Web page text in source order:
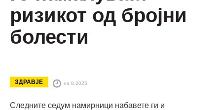
ризикот од бројни
болести
ЗДРАВЈЕ на 8.2025
Следните седум намирници набавете ги и